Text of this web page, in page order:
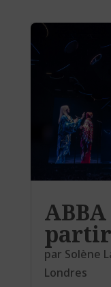
partir
par Solène
Londres